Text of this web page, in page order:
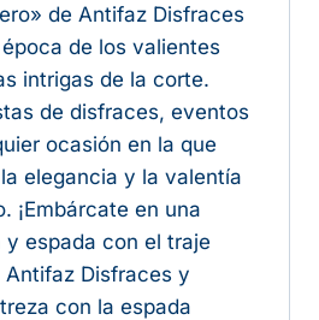
de Antifaz Disfraces
de los valientes
intrigas de la corte.
de disfraces, eventos
ocasión en la que
elegancia y la valentía
¡Embárcate en una
espada con el traje
Disfraces y
con la espada